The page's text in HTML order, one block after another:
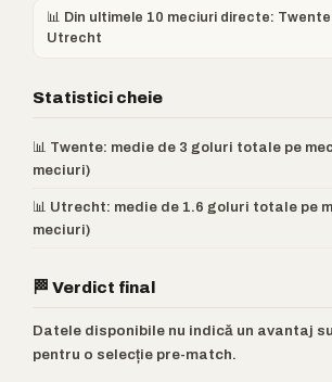
📊 Din ultimele 10 meciuri directe: Twente
Utrecht
Statistici cheie
📊 Twente: medie de 3 goluri totale pe
meciuri)
📊 Utrecht: medie de 1.6 goluri totale pe
meciuri)
🏁 Verdict final
Datele disponibile nu indică un avantaj
pentru o selecție pre-match.